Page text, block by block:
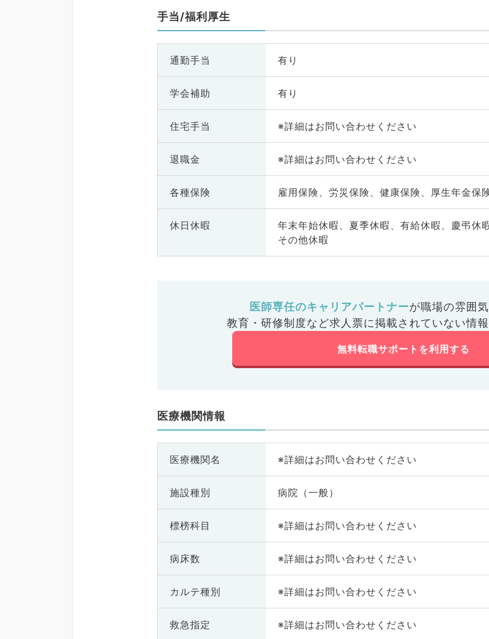
手当/福利厚生
通勤手当 有り
学会補助 有り
住宅手当 ※詳細はお問い合わせください
退職金 ※詳細はお問い合わせください
各種保険 雇用保険、労災保険、健康保険、厚生年金保
休日休暇
年末年始休暇、夏季休暇、有給休暇、慶弔休
その他休暇
医師専任のキャリアパートナーが職場の雰囲
教育・研修制度など求人票に掲載されていない情報
無料転職サポートを利用する
医療機関情報
医療機関名 ※詳細はお問い合わせください
施設種別 病院（一般）
標榜科目 ※詳細はお問い合わせください
病床数 ※詳細はお問い合わせください
カルテ種別 ※詳細はお問い合わせください
救急指定 ※詳細はお問い合わせください